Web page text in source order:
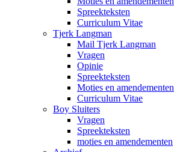
Spreekteksten
Curriculum Vitae
Tjerk Langman
Mail Tjerk Langman
Vragen
Opinie
Spreekteksten
Moties en amendementen
Curriculum Vitae
Boy Sluiters
Vragen
Spreekteksten
moties en amendementen